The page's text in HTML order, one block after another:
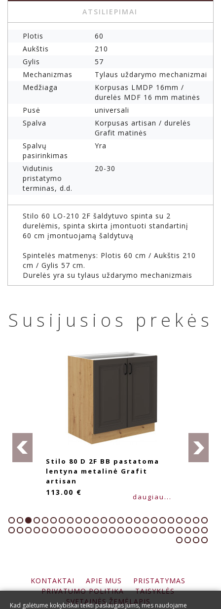
ATSILIEPIMAI
Plotis
60
Aukštis
210
Gylis
57
Mechanizmas
Tylaus uždarymo mechanizmai
Medžiaga
Korpusas LMDP 16mm /
durelės MDF 16 mm matinės
Pusė
universali
Spalva
Korpusas artisan / durelės
Grafit matinės
Spalvų
pasirinkimas
Yra
Vidutinis
pristatymo
terminas, d.d.
20-30
Stilo 60 LO-210 2F šaldytuvo spinta su 2
durelėmis, spinta skirta įmontuoti standartinį
60 cm įmontuojamą šaldytuvą
Spintelės matmenys: Plotis 60 cm / Aukštis 210
cm / Gylis 57 cm.
Durelės yra su tylaus uždarymo mechanizmais
Susijusios prekės
Stilo 80 D 2F BB pastatoma
lentyna metalinė Grafit
artisan
113.00 € daugiau...
KONTAKTAI APIE MUS
PRISTATYMAS
PRIVATUMO POLITIKA
TAISYKLĖS
SVETAINĖS ŽEMĖLAPIS
Kad galėtume kokybiškai teikti paslaugas Jums, mes naudojame